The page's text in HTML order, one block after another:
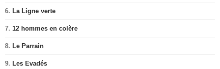
6. La Ligne verte
7. 12 hommes en colère
8. Le Parrain
9. Les Evadés